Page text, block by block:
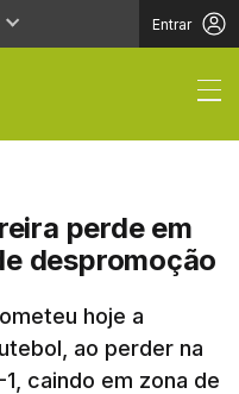
Entrar
de
perde em
despromoção
hoje a
ao perder na
caindo em zona de